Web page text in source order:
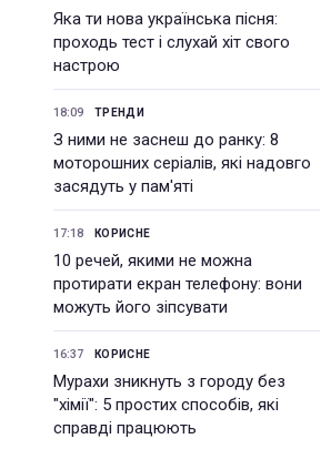
Яка ти нова українська пісня:
проходь тест і слухай хіт свого
настрою
18:09 ТРЕНДИ
З ними не заснеш до ранку: 8
моторошних серіалів, які надовго
засядуть у пам'яті
17:18 КОРИСНЕ
10 речей, якими не можна
протирати екран телефону: вони
можуть його зіпсувати
16:37 КОРИСНЕ
Мурахи зникнуть з городу без
"хімії": 5 простих способів, які
справді працюють